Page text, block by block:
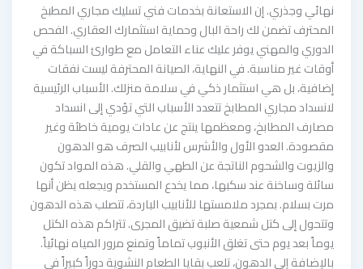
نهائي وجذري. إن الاستعانة بخدمات فني تسليك مجاري المطبخ
المحترف تضمن لك راحة البال وحماية استثمارك العقاري. الفحص
الدوري والمهني يوفر عليك عناء التعامل مع طوارئ السباكة في
أوقات غير مناسبة. في النهاية، الصيانة المحترفة ليست نفقات
إضافية، بل هي استثمار ذكي في سلامة منزلك. الأسباب الرئيسية
لانسداد مجاري المطابخ تتعدد الأسباب التي تؤدي إلى انسداد
مصارف المطابخ، ومعظمها ينتج عن عادات يومية خاطئة وغير
مقصودة. العدو الأول والأشرس لأنابيب الصرف هو الدهون
والزيوت والشحوم الناتجة عن الطهي والقلي. هذه المواد تكون
سائلة وساخنة عند سكبها، مما يخدع المستخدم ويجعله يظن أنها
مرت بسلام. بمجرد ملامستها للأنابيب الباردة، تتصلب هذه الدهون
وتتحول إلى كتل شمعية صلبة تضيق المجرى. تتراكم هذه الكتل
يوماً بعد يوم حتى تغلق الأنبوب تماماً وتمنع مرور المياه نهائياً.
بالإضافة إلى الدهون، تلعب بقايا الطعام النشوية دوراً كبيراً في